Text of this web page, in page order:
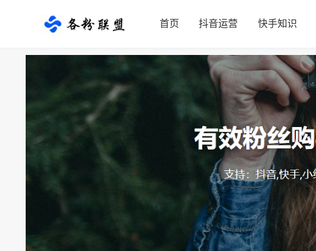
首页 抖音运营 快手知识